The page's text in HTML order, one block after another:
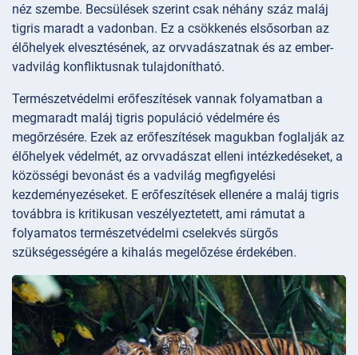
néz szembe. Becsülések szerint csak néhány száz maláj
tigris maradt a vadonban. Ez a csökkenés elsősorban az
élőhelyek elvesztésének, az orvvadászatnak és az ember-
vadvilág konfliktusnak tulajdonítható.
Természetvédelmi erőfeszítések vannak folyamatban a
megmaradt maláj tigris populáció védelmére és
megőrzésére. Ezek az erőfeszítések magukban foglalják az
élőhelyek védelmét, az orvvadászat elleni intézkedéseket, a
közösségi bevonást és a vadvilág megfigyelési
kezdeményezéseket. E erőfeszítések ellenére a maláj tigris
továbbra is kritikusan veszélyeztetett, ami rámutat a
folyamatos természetvédelmi cselekvés sürgős
szükségességére a kihalás megelőzése érdekében.